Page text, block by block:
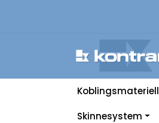
Koblingsmateriell
Skinnesystem